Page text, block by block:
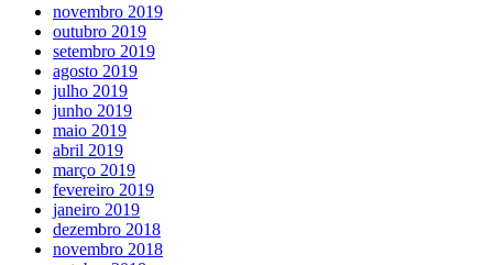
novembro 2019
outubro 2019
setembro 2019
agosto 2019
julho 2019
junho 2019
maio 2019
abril 2019
março 2019
fevereiro 2019
janeiro 2019
dezembro 2018
novembro 2018